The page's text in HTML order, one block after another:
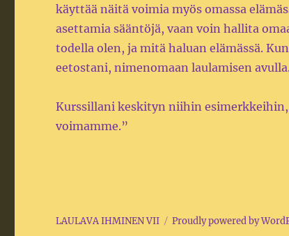
käyttää näitä voimia myös omassa
asettamia sääntöjä, vaan voin hallita
todella olen, ja mitä haluan elämässä.
eetostani, nimenomaan laulamisen avulla.
Kurssillani keskityn niihin
voimamme.”
LAULAVA IHMINEN VII Proudly powered by